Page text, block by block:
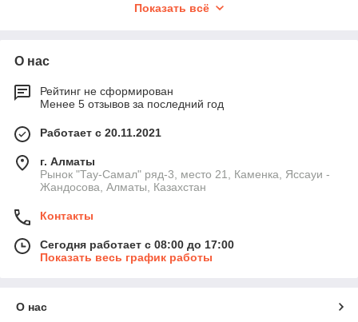
Защитные кожухи
Комплекты ручек— корпус + курок + кабель газа.
Как выбрать ручку или кронштейн
Тип работы
Положение курка— правый/левый хват.
Наличие регулировки
металл.
Технические характеристики
полимеры.
Показать всё
О нас
Рейтинг не сформирован
Менее 5 отзывов за последний год
Работает с 20.11.2021
г. Алматы
Рынок "Тау-Самал" ряд-3, место 21, Каменка, Яссауи -
Жандосова, Алматы, Казахстан
Контакты
Сегодня работает с 08:00 до 17:00
Показать весь график работы
О нас